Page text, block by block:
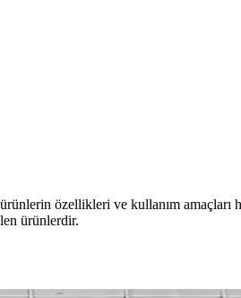
özellikleri ve kullanım
ürünlerdir.